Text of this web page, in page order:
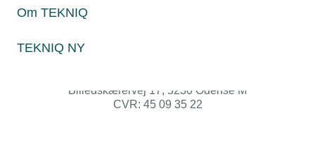
Om TEKNIQ
TEKNIQ NY
Billedskærervej 17, 5230 Odense M
CVR: 45 09 35 22